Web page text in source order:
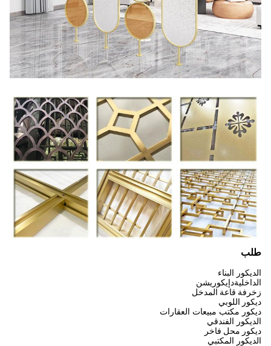
طلب
الديكور البناء
الداخليةدإيكوريشن
زخرفة قاعة المدخل
ديكور اللوبي
ديكور مكتب مبيعات العقارات
الديكور الفندقي
ديكور محل فاخر
الديكور المكتبي